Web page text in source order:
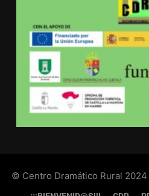
© Centro Dramático Rural